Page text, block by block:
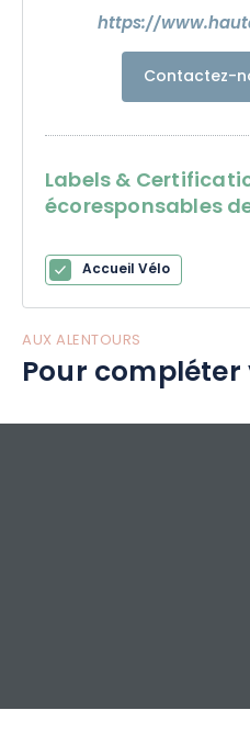
https://
Contactez-
Labels &
écoresponsables
Accueil Vélo
AUX ALENTOURS
Pour